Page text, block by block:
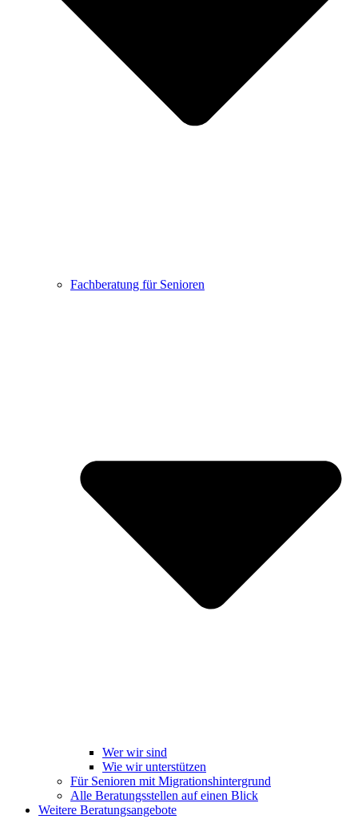
Fachberatung für Senioren
Wer wir sind
Wie wir unterstützen
Für Senioren mit Migrationshintergrund
Alle Beratungsstellen auf einen Blick
Weitere Beratungsangebote